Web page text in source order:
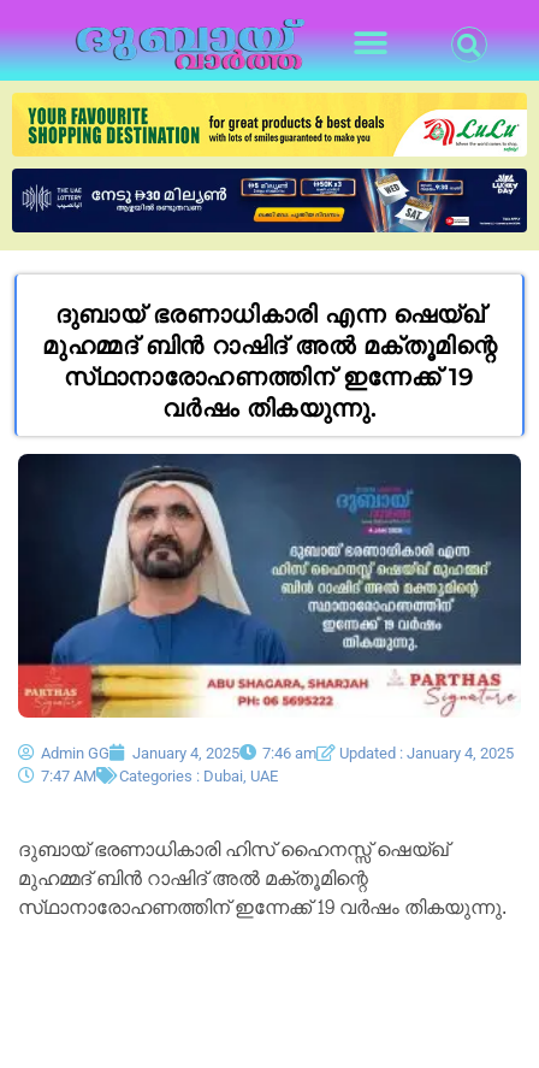
ദുബായ് ഭരണാധികാരി എന്ന ഷെയ്ഖ്
മുഹമ്മദ് ബിൻ റാഷിദ് അൽ മക്‌തൂമിന്റെ
സ്‌ഥാനാരോഹണത്തിന് ഇന്നേക്ക് 19
വർഷം തികയുന്നു.
Admin GG January 4, 2025 7:46 am
Updated : January 4, 2025
7:47 AM
Categories : Dubai UAE
ദുബായ് ഭരണാധികാരി ഹിസ് ഹൈനസ്സ് ഷെയ്ഖ്
മുഹമ്മദ് ബിൻ റാഷിദ് അൽ മക്‌തൂമിന്റെ
സ്‌ഥാനാരോഹണത്തിന് ഇന്നേക്ക് 19 വർഷം തികയുന്നു.